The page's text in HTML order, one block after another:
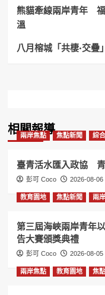
世
–
代
熊貓牽線兩岸青年
溫
八月榕城「共棲·交
相關報導
兩岸焦點 焦點新聞 綜
臺青活水匯入政協
彭可 Coco 2026-08-06
教育園地 焦點新聞 兩
第三屆海峽兩岸青年
告大賽頒獎典禮
彭可 Coco 2026-08-05
兩岸焦點 教育園地 焦